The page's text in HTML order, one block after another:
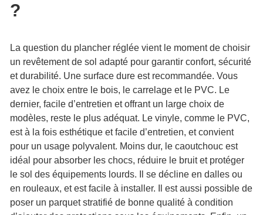
?
La question du plancher réglée vient le moment de choisir
un revêtement de sol adapté pour garantir confort, sécurité
et durabilité. Une surface dure est recommandée. Vous
avez le choix entre le bois, le carrelage et le PVC. Le
dernier, facile d’entretien et offrant un large choix de
modèles, reste le plus adéquat. Le vinyle, comme le PVC,
est à la fois esthétique et facile d’entretien, et convient
pour un usage polyvalent. Moins dur, le caoutchouc est
idéal pour absorber les chocs, réduire le bruit et protéger
le sol des équipements lourds. Il se décline en dalles ou
en rouleaux, et est facile à installer. Il est aussi possible de
poser un parquet stratifié de bonne qualité à condition